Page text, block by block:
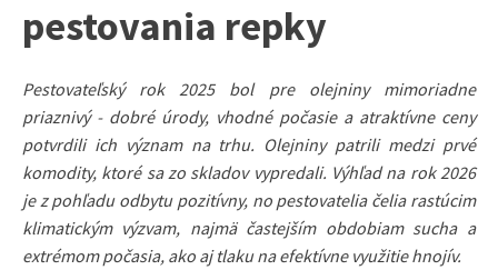
pestovania repky
Pestovateľský rok 2025 bol pre olejniny mimoriadne
priaznivý - dobré úrody, vhodné počasie a atraktívne ceny
potvrdili ich význam na trhu. Olejniny patrili medzi prvé
komodity, ktoré sa zo skladov vypredali. Výhľad na rok 2026
je z pohľadu odbytu pozitívny, no pestovatelia čelia rastúcim
klimatickým výzvam, najmä častejším obdobiam sucha a
extrémom počasia, ako aj tlaku na efektívne využitie hnojív.